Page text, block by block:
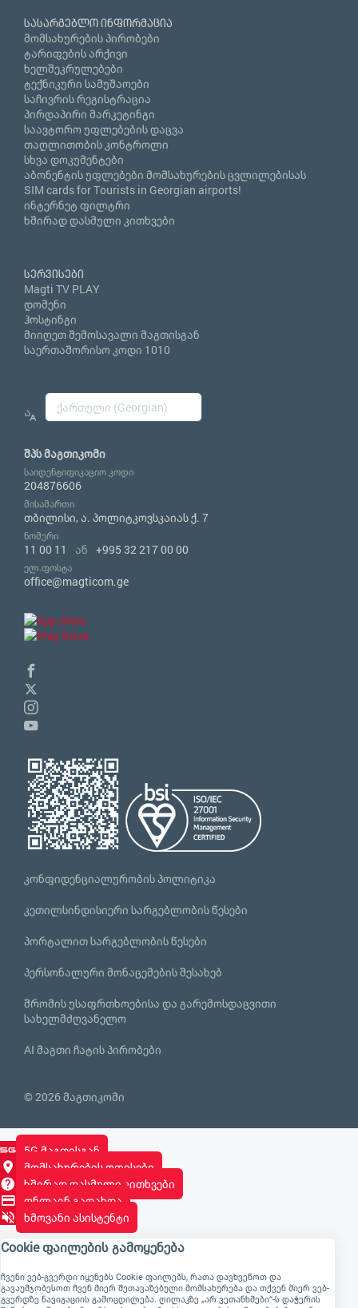
სასარგებლო ინფორმაცია
მომსახურების პირობები
ტარიფების არქივი
ხელშეკრულებები
ტექნიკური სამუშაოები
საჩივრის რეგისტრაცია
პირდაპირი მარკეტინგი
საავტორო უფლებების დაცვა
თაღლითობის კონტროლი
სხვა დოკუმენტები
აბონენტის უფლებები მომსახურების ცვლილებისას
SIM cards for Tourists in Georgian airports!
ინტერნეტ ფილტრი
ხშირად დასმული კითხვები
სერვისები
Magti TV PLAY
დომენი
ჰოსტინგი
მიიღეთ შემოსავალი მაგთისგან
საერთაშორისო კოდი 1010
შპს მაგთიკომი
საიდენტიფიკაციო კოდი
204876606
მისამართი
თბილისი, ა. პოლიტკოვსკაიას ქ. 7
ნომერი
11 00 11 ან +995 32 217 00 00
ელ.ფოსტა
office@magticom.ge
კონფიდენციალურობის პოლიტიკა
კეთილსინდისიერი სარგებლობის წესები
პორტალით სარგებლობის წესები
პერსონალური მონაცემების შესახებ
შრომის უსაფრთხოებისა და გარემოსდაცვითი
სახელმძღვანელო
AI მაგთი ჩატის პირობები
© 2026 მაგთიკომი
5G მაგთისგან
მომსახურების ოფისები
ხშირად დასმული კითხვები
ონლაინ გადახდა
ხმოვანი ასისტენტი
Cookie ფაილების გამოყენება
ჩვენი ვებ-გვერდი იყენებს Cookie ფაილებს, რათა დავხვეწოთ და
გავაუმჯობესოთ ჩვენ მიერ შეთავაზებული მომსახურება და თქვენ მიერ ვებ-
გვერდზე ნავიგაციის გამოცდილება. ღილაკზე „არ ვეთანხმები“-ს დაჭერის